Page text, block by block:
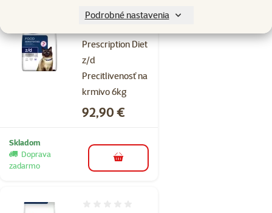
Podrobné nastavenia
Prescription Diet
z/d
Precitlivenosť na
krmivo 6kg
Hodnotenie 0%
Cena
92,90 €
Skladom
Doprava
zadarmo
do košíka